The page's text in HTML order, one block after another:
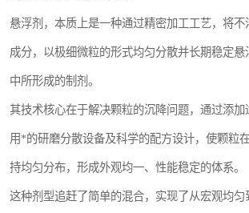
悬浮剂，本质上是一种通过精密加工工艺，将
成分，以极细微粒的形式均匀分散并长期稳定悬
中所形成的制剂。
其技术核心在于解决颗粒的沉降问题，通过添
用*的研磨分散设备及科学的配方设计，使颗粒
持均匀分布，形成外观均一、性能稳定的体系。
这种剂型追赶了简单的混合，实现了从宏观均匀